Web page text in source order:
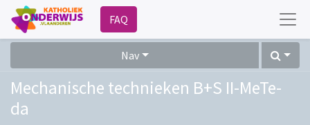
FAQ
Nav
Mechanische technieken B+S II-MeTe-
da